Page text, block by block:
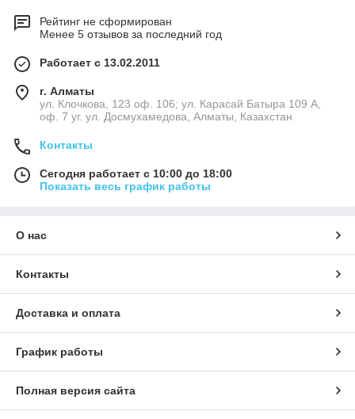
Рейтинг не сформирован
Менее 5 отзывов за последний год
Работает с 13.02.2011
г. Алматы
ул. Клочкова, 123 оф. 106; ул. Карасай Батыра 109 А,
оф. 7 уг. ул. Досмухамедова, Алматы, Казахстан
Контакты
Сегодня работает с 10:00 до 18:00
Показать весь график работы
О нас
Контакты
Доставка и оплата
График работы
Полная версия сайта